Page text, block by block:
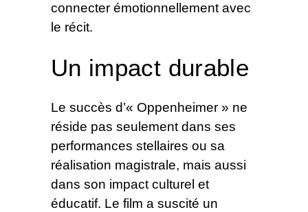
connecter émotionnellement avec
le récit.
Un impact durable
Le succès d’« Oppenheimer » ne
réside pas seulement dans ses
performances stellaires ou sa
réalisation magistrale, mais aussi
dans son impact culturel et
éducatif. Le film a suscité un